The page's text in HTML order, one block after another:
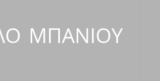
ΜΠΆΝΙΟΥ